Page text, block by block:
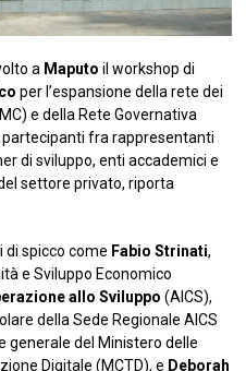
a Maputo il workshop di
per l’espansione della rete dei
e della Rete Governativa
fra rappresentanti
di sviluppo, enti accademici e
settore privato, riporta
di spicco come Fabio Strinati,
e Sviluppo Economico
allo Sviluppo (AICS),
della Sede Regionale AICS
generale del Ministero delle
Digitale (MCTD), e Deborah